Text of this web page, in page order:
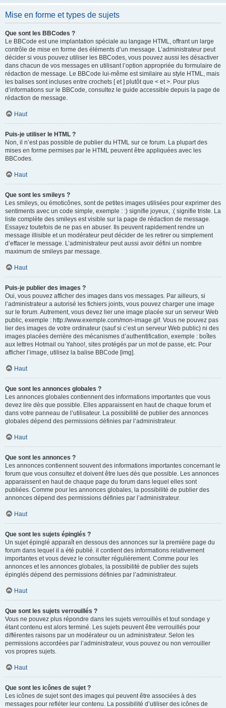
Mise en forme et types de sujets
Que sont les BBCodes ?
Le BBCode est une implantation spéciale au langage HTML, offrant un large
contrôle de mise en forme des éléments d’un message. L’administrateur peut
décider si vous pouvez utiliser les BBCodes, vous pouvez aussi les désactiver
dans chacun de vos messages en utilisant l’option appropriée du formulaire de
rédaction de message. Le BBCode lui-même est similaire au style HTML, mais
les balises sont incluses entre crochets [ et ] plutôt que < et >. Pour plus
d’informations sur le BBCode, consultez le guide accessible depuis la page de
rédaction de message.
Haut
Puis-je utiliser le HTML ?
Non, il n’est pas possible de publier du HTML sur ce forum. La plupart des
mises en forme permises par le HTML peuvent être appliquées avec les
BBCodes.
Haut
Que sont les smileys ?
Les smileys, ou émoticônes, sont de petites images utilisées pour exprimer des
sentiments avec un code simple, exemple : :) signifie joyeux, :( signifie triste. La
liste complète des smileys est visible sur la page de rédaction de message.
Essayez toutefois de ne pas en abuser. Ils peuvent rapidement rendre un
message illisible et un modérateur peut décider de les retirer ou simplement
d’effacer le message. L’administrateur peut aussi avoir défini un nombre
maximum de smileys par message.
Haut
Puis-je publier des images ?
Oui, vous pouvez afficher des images dans vos messages. Par ailleurs, si
l’administrateur a autorisé les fichiers joints, vous pouvez charger une image
sur le forum. Autrement, vous devez lier une image placée sur un serveur Web
public, exemple : http://www.exemple.com/mon-image.gif. Vous ne pouvez pas
lier des images de votre ordinateur (sauf si c’est un serveur Web public) ni des
images placées derrière des mécanismes d’authentification, exemple : boîtes
aux lettres Hotmail ou Yahoo!, sites protégés par un mot de passe, etc. Pour
afficher l’image, utilisez la balise BBCode [img].
Haut
Que sont les annonces globales ?
Les annonces globales contiennent des informations importantes que vous
devez lire dès que possible. Elles apparaissent en haut de chaque forum et
dans votre panneau de l’utilisateur. La possibilité de publier des annonces
globales dépend des permissions définies par l’administrateur.
Haut
Que sont les annonces ?
Les annonces contiennent souvent des informations importantes concernant le
forum que vous consultez et doivent être lues dès que possible. Les annonces
apparaissent en haut de chaque page du forum dans lequel elles sont
publiées. Comme pour les annonces globales, la possibilité de publier des
annonces dépend des permissions définies par l’administrateur.
Haut
Que sont les sujets épinglés ?
Un sujet épinglé apparaît en dessous des annonces sur la première page du
forum dans lequel il a été publié. il contient des informations relativement
importantes et vous devez le consulter régulièrement. Comme pour les
annonces et les annonces globales, la possibilité de publier des sujets
épinglés dépend des permissions définies par l’administrateur.
Haut
Que sont les sujets verrouillés ?
Vous ne pouvez plus répondre dans les sujets verrouillés et tout sondage y
étant contenu est alors terminé. Les sujets peuvent être verrouillés pour
différentes raisons par un modérateur ou un administrateur. Selon les
permissions accordées par l’administrateur, vous pouvez ou non verrouiller
vos propres sujets.
Haut
Que sont les icônes de sujet ?
Les icônes de sujet sont des images qui peuvent être associées à des
messages pour refléter leur contenu. La possibilité d’utiliser des icônes de